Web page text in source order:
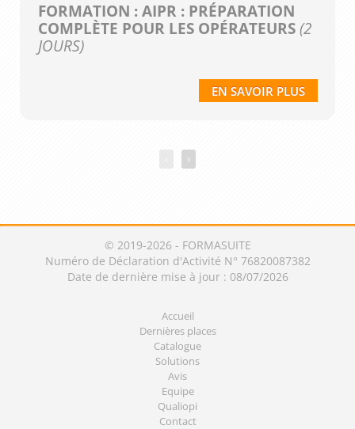
FORMATION : AIPR : PRÉPARATION
COMPLÈTE POUR LES OPÉRATEURS(2
JOURS)
EN SAVOIR PLUS
›
© 2019-2026 - FORMASUITE
Numéro de Déclaration d'Activité N° 76820087382
Date de dernière mise à jour : 08/07/2026
Accueil
Dernières places
Catalogue
Solutions
Avis
Equipe
Qualiopi
Contact